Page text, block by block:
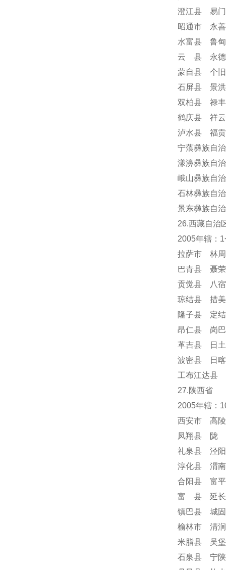
澄江县 易
昭通市 永
水富县 鲁
云 县 永德
蒙自县 个
石屏县 景
双柏县 禄
鹤庆县 祥
泸水县 福
宁蒗彝族自
漾濞彝族自
峨山彝族自
石林彝族自
景东彝族自
26.西藏自治
2005年辖：
拉萨市 林
巴青县 聂
贡觉县 八
琼结县 措
隆子县 定
昂仁县 岗
革吉县 日
波密县 日
工布江达县
27.陕西省
2005年辖：
西安市 高
凤翔县 陇
礼泉县 泾
淳化县 渭
合阳县 富
富 县 延长
镇巴县 城
榆林市 清
米脂县 吴
石泉县 宁